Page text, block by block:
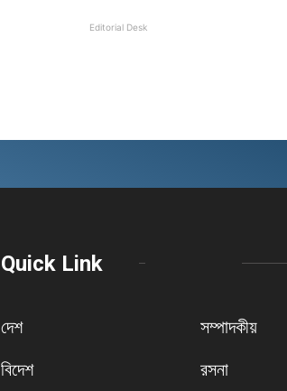
Editorial Desk
Quick Link
দেশ
বিদেশ
সম্পাদকীয়
রসনা